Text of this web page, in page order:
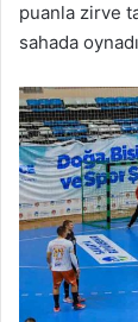
puanla zirve
sahada